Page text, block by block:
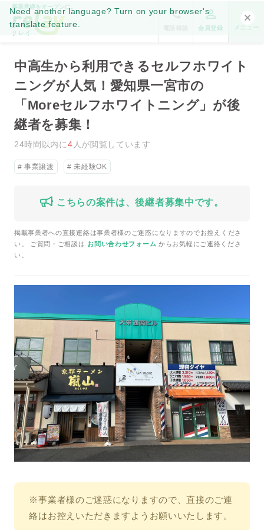
Need another language? Turn on your browser's
translate feature.
事業承継をオープンに。
会員登録 メニュー
中高生から利用できるセルフホワイト
ニングが人気！愛知県一宮市の
「Moreセルフホワイトニング」が後
継者を募集！
24時間以内に4 人が閲覧しています
事業譲渡 未経験OK
こちらの案件は、後継者募集中です。
掲載事業者への直接連絡は事業者様のご迷惑になりますのでお控えくださ
い。 ご質問・ご相談は お問い合わせフォーム からお気軽にご連絡くださ
い。
※事業者様のご迷惑になりますので、直接のご連
絡はお控えいただきますようお願いいたします。